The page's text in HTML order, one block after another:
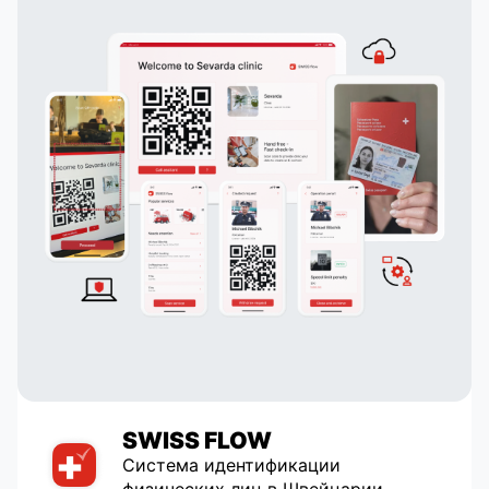
поиска заказов по геолокации, вход через
SWISS FLOW
Система идентификации